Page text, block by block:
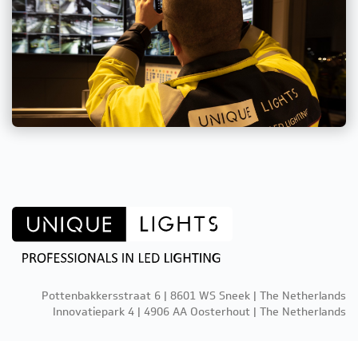
Pottenbakkersstraat 6 | 8601 WS Sneek | The Netherlands
Innovatiepark 4 | 4906 AA Oosterhout | The Netherlands